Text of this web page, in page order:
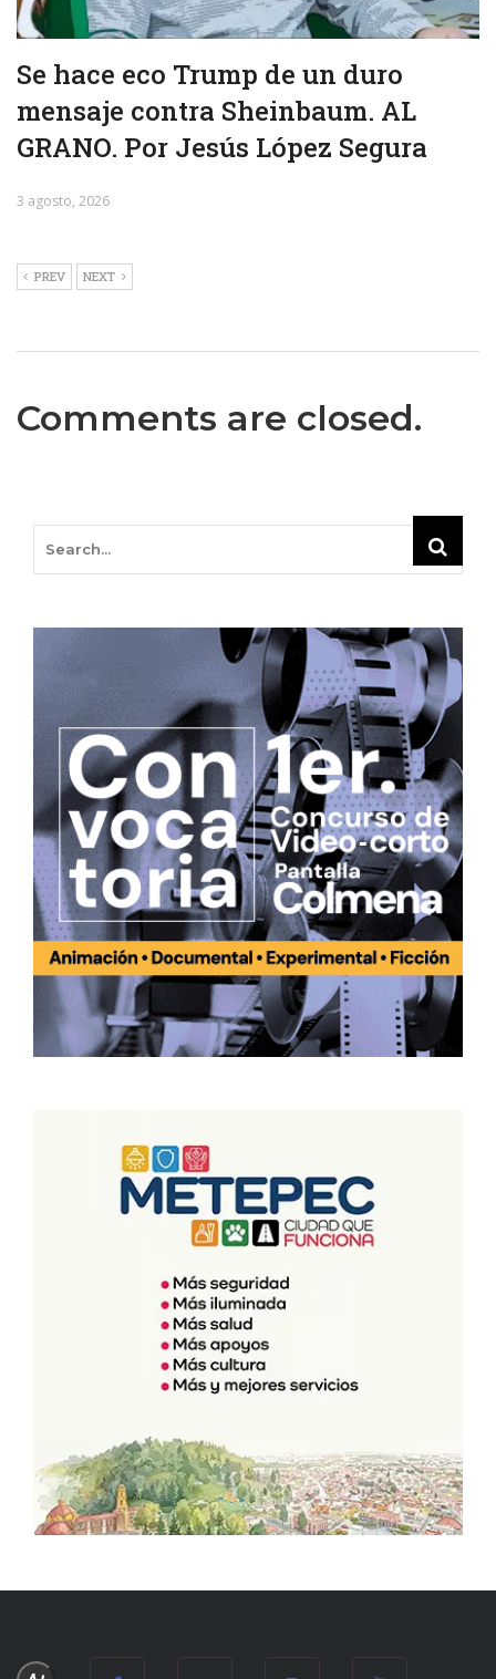
Se hace eco Trump de un duro
mensaje contra Sheinbaum. AL
GRANO. Por Jesús López Segura
3 agosto, 2026
PREV NEXT
Comments are closed.